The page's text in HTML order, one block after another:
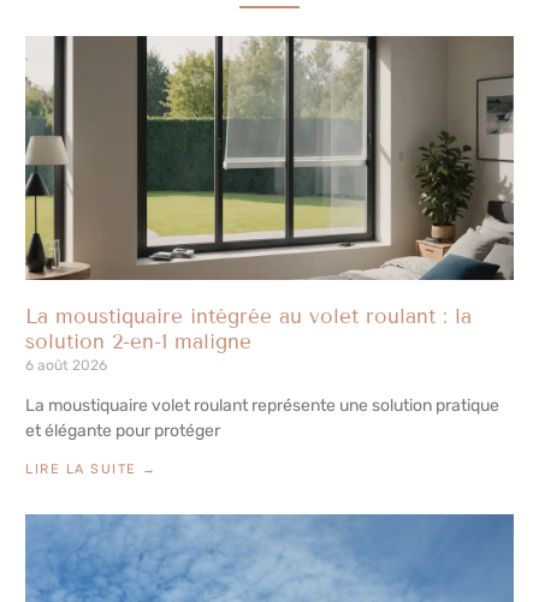
La moustiquaire intégrée au volet roulant : la
solution 2-en-1 maligne
6 août 2026
La moustiquaire volet roulant représente une solution pratique
et élégante pour protéger
LIRE LA SUITE →